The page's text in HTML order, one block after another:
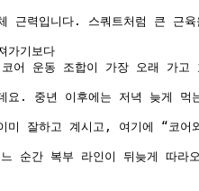
근력입니다. 스쿼트처럼 큰 근
가기보다
어 운동 조합이 가장 오래 가고
요. 중년 이후에는 저녁 늦게
미 잘하고 계시고, 여기에 “코
순간 복부 라인이 뒤늦게 따